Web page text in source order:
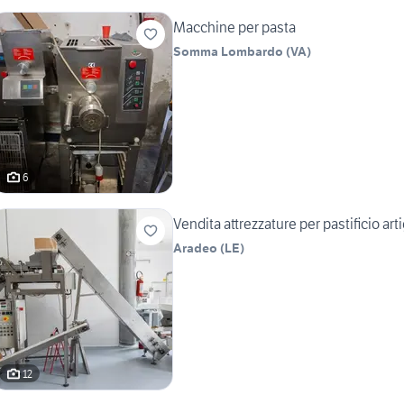
6
Macchine per pasta
Somma Lombardo (VA)
12
Vendita attrezzature per pastificio
Aradeo (LE)